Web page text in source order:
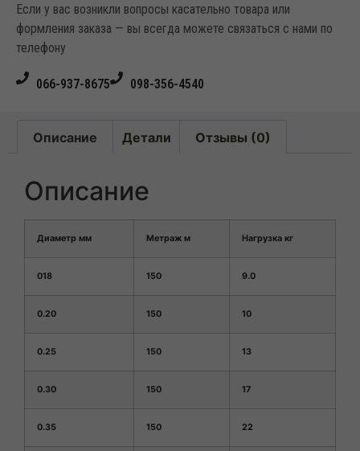
Если у вас возникли вопросы касательно товара или
формления заказа — вы всегда можете связаться с нами по
телефону
066-937-8675 098-356-4540
Описание Детали Отзывы (0)
Описание
Диаметр мм Метраж м Нагрузка кг
018 1 50 9.0
0.20 1 50 10
0.25 1 50 1 3
0.30 1 50 17
0.35 1 50 22